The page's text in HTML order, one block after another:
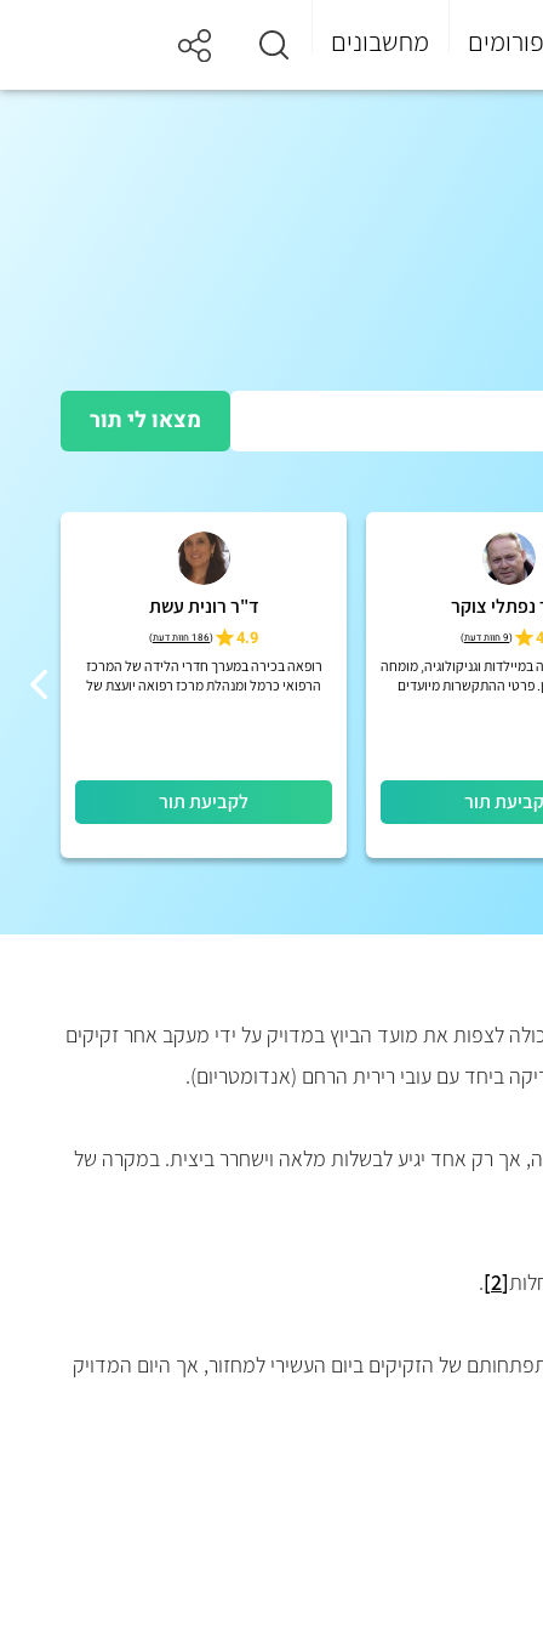
פורומים מחשבונים
מצאו לי תור
נפתלי צוקר
(9 חוות דעת )
וגניקולוגיה, מומחה
פרטי ההתקשרות מיועדים
תור
ד"ר רונית עשת
4.9
(186 חוות דעת )
רופאה בכירה במערך חדרי הלידה של המרכז
הרפואי כרמל ומנהלת מרכז רפואה יועצת של
לקביעת תור
לצפות את מועד הביוץ במדויק על ידי מעקב אחר זקיקים
ביחד עם עובי רירית הרחם (אנדומטריום).
אך רק אחד יגיע לבשלות מלאה וישחרר ביצית. במקרה של
[2]
.
ניתן להתחיל לעקוב אחר גודלם והתפתחותם של הזקיקים ביום העשירי למחזור, אך היום המדויק